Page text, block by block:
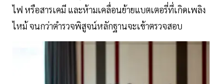
ไฟ หรือสารเคมี และห้ามเคลื่อนย้ายแบตเตอรี่ที่เกิดเพลิง
ไหม้ จนกว่าตำรวจพิสูจน์หลักฐานจะเข้าตรวจสอบ